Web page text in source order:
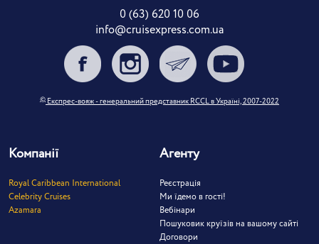
0 (63) 620 10 06
info@cruisexpress.com.ua
© Експрес-вояж - генеральний представник RCCL в Україні, 2007-2022
Компанії
Royal Caribbean International
Celebrity Cruises
Azamara
Агенту
Реєстрація
Ми їдемо в гості!
Вебінари
Пошуковик круїзів на вашому сайті
Договори